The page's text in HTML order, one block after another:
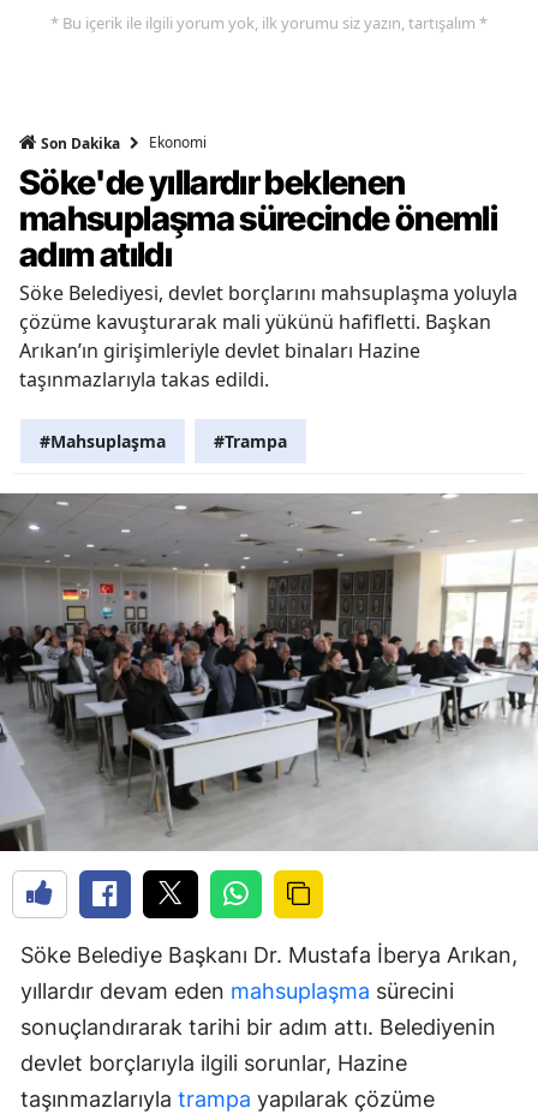
* Bu içerik ile ilgili yorum yok, ilk yorumu siz yazın, tartışalım *
Son Dakika Ekonomi
Söke'de yıllardır beklenen
mahsuplaşma sürecinde önemli
adım atıldı
Söke Belediyesi, devlet borçlarını mahsuplaşma yoluyla
çözüme kavuşturarak mali yükünü hafifletti. Başkan
Arıkan’ın girişimleriyle devlet binaları Hazine
taşınmazlarıyla takas edildi.
#Mahsuplaşma #Trampa
Söke Belediye Başkanı Dr. Mustafa İberya Arıkan,
yıllardır devam eden mahsuplaşma sürecini
sonuçlandırarak tarihi bir adım attı. Belediyenin
devlet borçlarıyla ilgili sorunlar, Hazine
taşınmazlarıyla trampa yapılarak çözüme